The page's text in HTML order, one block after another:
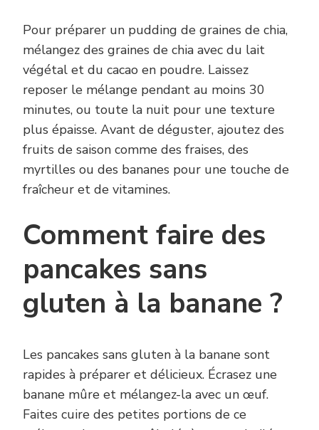
Pour préparer un pudding de graines de chia,
mélangez des graines de chia avec du lait
végétal et du cacao en poudre. Laissez
reposer le mélange pendant au moins 30
minutes, ou toute la nuit pour une texture
plus épaisse. Avant de déguster, ajoutez des
fruits de saison comme des fraises, des
myrtilles ou des bananes pour une touche de
fraîcheur et de vitamines.
Comment faire des
pancakes sans
gluten à la banane ?
Les pancakes sans gluten à la banane sont
rapides à préparer et délicieux. Écrasez une
banane mûre et mélangez-la avec un œuf.
Faites cuire des petites portions de ce